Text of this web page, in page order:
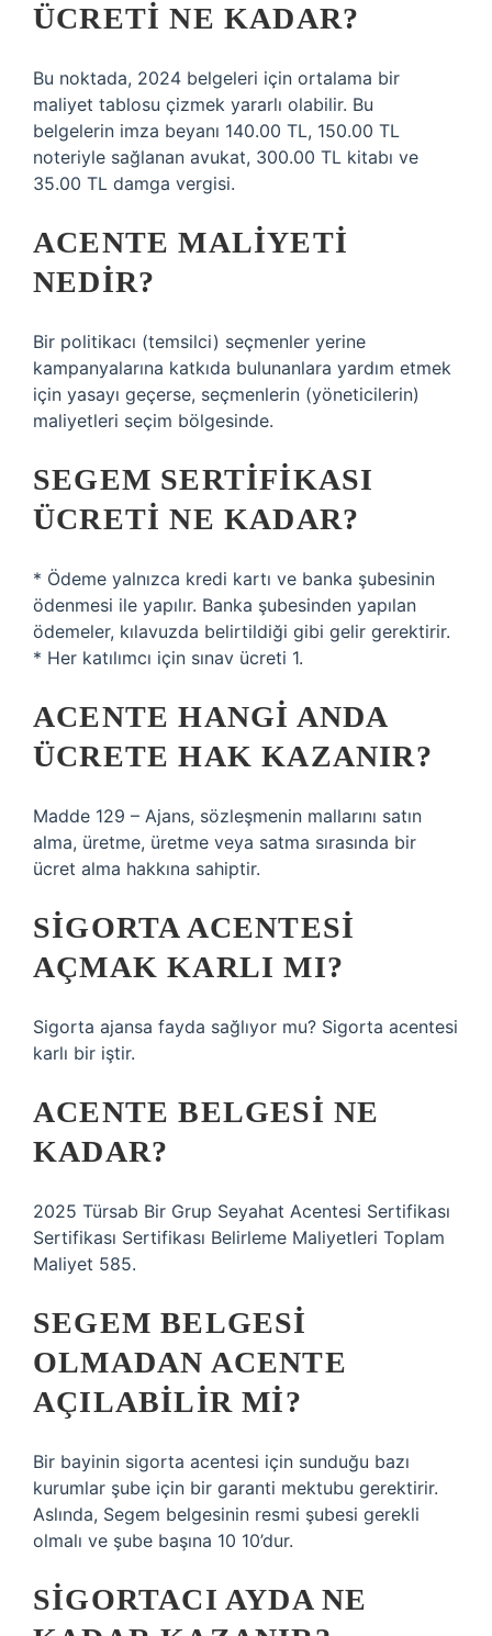
ÜCRETI NE KADAR?
Bu noktada, 2024 belgeleri için ortalama bir
maliyet tablosu çizmek yararlı olabilir. Bu
belgelerin imza beyanı 140.00 TL, 150.00 TL
noteriyle sağlanan avukat, 300.00 TL kitabı ve
35.00 TL damga vergisi.
ACENTE MALIYETI
NEDIR?
Bir politikacı (temsilci) seçmenler yerine
kampanyalarına katkıda bulunanlara yardım etmek
için yasayı geçerse, seçmenlerin (yöneticilerin)
maliyetleri seçim bölgesinde.
SEGEM SERTIFIKASI
ÜCRETI NE KADAR?
* Ödeme yalnızca kredi kartı ve banka şubesinin
ödenmesi ile yapılır. Banka şubesinden yapılan
ödemeler, kılavuzda belirtildiği gibi gelir gerektirir.
* Her katılımcı için sınav ücreti 1.
ACENTE HANGI ANDA
ÜCRETE HAK KAZANIR?
Madde 129 – Ajans, sözleşmenin mallarını satın
alma, üretme, üretme veya satma sırasında bir
ücret alma hakkına sahiptir.
SIGORTA ACENTESI
AÇMAK KARLI MI?
Sigorta ajansa fayda sağlıyor mu? Sigorta acentesi
karlı bir iştir.
ACENTE BELGESI NE
KADAR?
2025 Türsab Bir Grup Seyahat Acentesi Sertifikası
Sertifikası Sertifikası Belirleme Maliyetleri Toplam
Maliyet 585.
SEGEM BELGESI
OLMADAN ACENTE
AÇILABILIR MI?
Bir bayinin sigorta acentesi için sunduğu bazı
kurumlar şube için bir garanti mektubu gerektirir.
Aslında, Segem belgesinin resmi şubesi gerekli
olmalı ve şube başına 10 10’dur.
SIGORTACI AYDA NE